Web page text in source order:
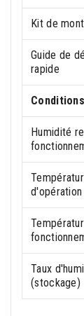
Kit de
Guide de
rapide
Humidité
d'opération
Taux
(stockage)